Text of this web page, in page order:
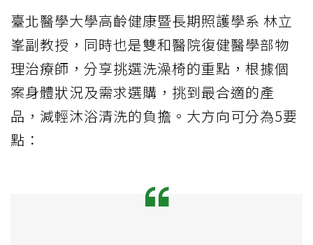
臺北醫學大學高齡健康暨長期照護學系 林立
峯副教授，同時也是雙和醫院復健醫學部物
理治療師，分享挑選洗澡椅的重點，根據個
案身體狀況及需求選購，挑到最合適的產
品，減輕沐浴清洗的負擔。大方向可分為5要
點：